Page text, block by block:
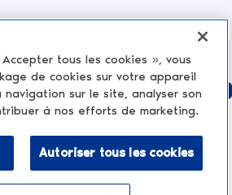
Envoyer
tous les cookies », vous
de cookies sur votre appareil
navigation sur le site, analyser son
à nos efforts de marketing.
Autoriser tous les cookies